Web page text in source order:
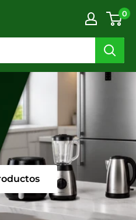
0
Ver Productos